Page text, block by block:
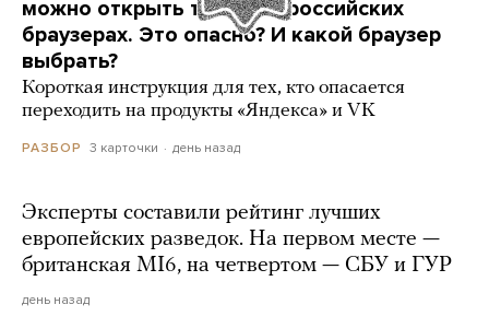
можно открыть только в российских
браузерах. Это опасно? И какой браузер
выбрать?
Короткая инструкция для тех, кто опасается
переходить на продукты «Яндекса» и VK
РАЗБОР 3 карточки день назад
Эксперты составили рейтинг лучших
европейских разведок. На первом месте —
британская MI6, на четвертом — СБУ и ГУР
день назад